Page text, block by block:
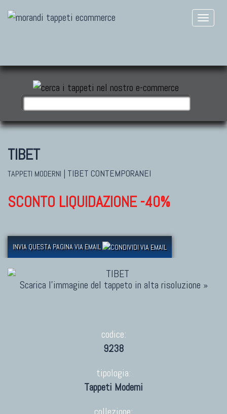
TIBET
TAPPETI MODERNI | TIBET CONTEMPORANEI
SCONTO LIQUIDAZIONE -40%
INVIA QUESTA PAGINA VIA EMAIL
Scarica l'immagine del tappeto in alta risoluzione »
codice:
9238
tipologia:
Tappeti Moderni